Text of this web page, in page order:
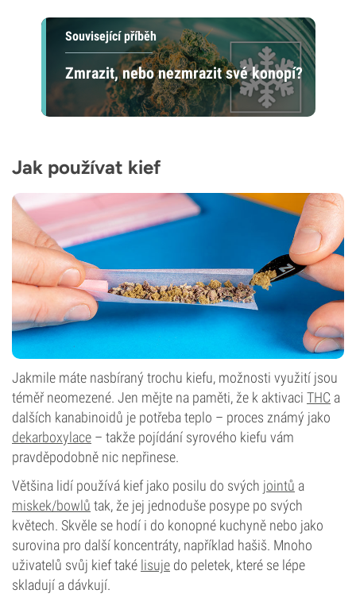
Související příběh
Zmrazit, nebo nezmrazit své konopí?
Jak používat kief
Jakmile máte nasbíraný trochu kiefu, možnosti využití jsou
téměř neomezené. Jen mějte na paměti, že k aktivaci THC a
dalších kanabinoidů je potřeba teplo – proces známý jako
dekarboxylace – takže pojídání syrového kiefu vám
pravděpodobně nic nepřinese.
Většina lidí používá kief jako posilu do svých jointů a
miskek/bowlů tak, že jej jednoduše posype po svých
květech. Skvěle se hodí i do konopné kuchyně nebo jako
surovina pro další koncentráty, například hašiš. Mnoho
uživatelů svůj kief také lisuje do peletek, které se lépe
skladují a dávkují.